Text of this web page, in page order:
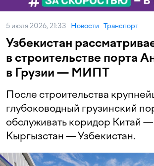
5 июля 2026, 21:33 Новости Транспорт
Узбекистан
в строительстве порта
в Грузии — МИПТ
После строительства
глубоководный грузинский
обслуживать коридор Китай —
Кыргызстан — Узбекистан.